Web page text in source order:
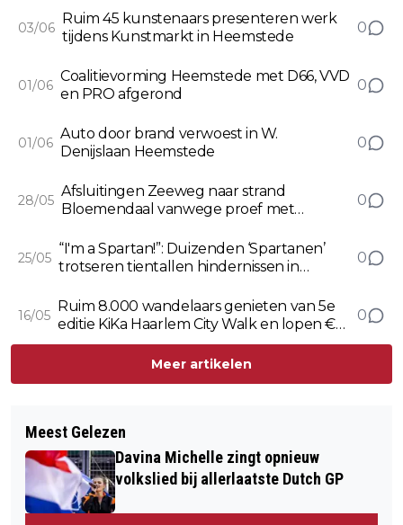
03/06
Ruim 45 kunstenaars presenteren werk
tijdens Kunstmarkt in Heemstede
0
01/06
Coalitievorming Heemstede met D66, VVD
en PRO afgerond
0
01/06
Auto door brand verwoest in W.
Denijslaan Heemstede
0
28/05
Afsluitingen Zeeweg naar strand
Bloemendaal vanwege proef met
0
25/05
“I'm a Spartan!”: Duizenden ‘Spartanen’
trotseren tientallen hindernissen in
0
16/05
Ruim 8.000 wandelaars genieten van 5e
editie KiKa Haarlem City Walk en lopen €
140.733,- bij elkaar voor KiKa
0
Meer artikelen
Meest Gelezen
Davina Michelle zingt opnieuw
volkslied bij allerlaatste Dutch GP